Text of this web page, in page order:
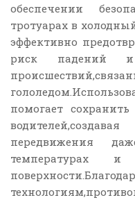
обеспечении
тротуарах в
эффективно
риск падений и
помогает
передвижения
температурах